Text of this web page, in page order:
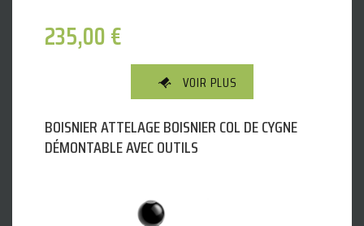
235,00€
VOIR PLUS
BOISNIER ATTELAGE BOISNIER COL DE CYGNE
DÉMONTABLE AVEC OUTILS